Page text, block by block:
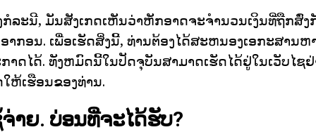
ລະນີ, ມັນສັງເກດເຫັນວ່າຫັກອາດຈະຈໍານວນເງິນທີ່ຖືກສົ່ງ
າກອນ. ເພື່ອເຮັດສິ່ງນີ້, ທ່ານຕ້ອງໄດ້ສະຫນອງເອກະສານ
ດໄດ້. ທັງຫມົດນີ້ໃນປັດຈຸບັນສາມາດເຮັດໄດ້ຢູ່ໃນເວັບໄຊຢ່
ຫ້ເຮືອນຂອງທ່ານ.
າຍ. ບ່ອນທີ່ຈະໄດ້ຮັບ?